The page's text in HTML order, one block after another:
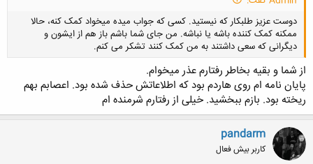
دوست عزیز طلبکار که نیستید. کسی که جواب میده میخواد کمک کنه، حالا
ممکنه کمک کننده باشه یا نباشه. من جای شما باشم باز هم از ایشون و
دیگرانی که سعی داشتند به من کمک کنند تشکر می کنم.
کلیک کنید تا باز شود...
از شما و بقیه بخاطر رفتارم عذر میخوام.
پایان نامه ام روی هاردم بود که اطلاعاتش حذف شده بود. اعصابم بهم
ریخته بود. بازم ببخشید. خیلی از رفتارم شرمنده ام
pandarm
کاربر بیش فعال